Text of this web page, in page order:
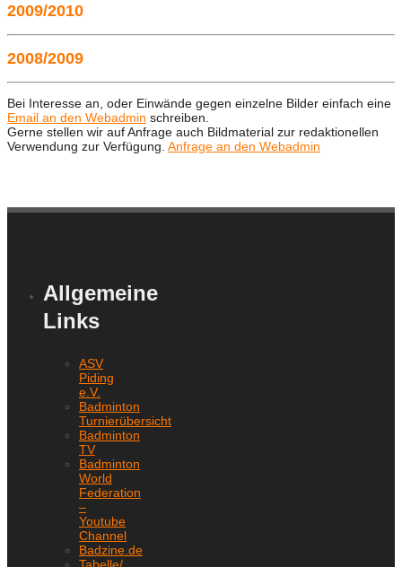
2009/2010
2008/2009
Bei Interesse an, oder Einwände gegen einzelne Bilder einfach eine
Email an den Webadmin schreiben.
Gerne stellen wir auf Anfrage auch Bildmaterial zur redaktionellen
Verwendung zur Verfügung. Anfrage an den Webadmin
Allgemeine
Links
ASV
Piding
e.V.
Badminton
Turnierübersicht
Badminton
TV
Badminton
World
Federation
–
Youtube
Channel
Badzine.de
Tabelle/